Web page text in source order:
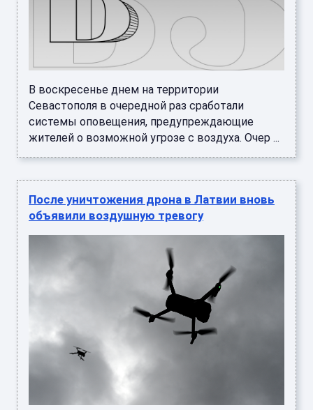
В воскресенье днем на территории
Севастополя в очередной раз сработали
системы оповещения, предупреждающие
жителей о возможной угрозе с воздуха. Очер ...
После уничтожения дрона в Латвии вновь
объявили воздушную тревогу